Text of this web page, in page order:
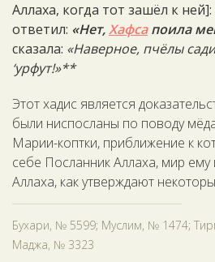
Аллаха, когда тот зашёл к ней]:
ответил: «Нет,Хафсапоила
сказала: «Наверное, пчёлы
‘урфут!»**
Этот хадис является
были ниспосланы по поводу
Марии-коптки, приближение к
себе Посланник Аллаха, мир ему
Аллаха, как утверждают
Бухари, № 5599; Муслим, № 1474;
Маджа, № 3323